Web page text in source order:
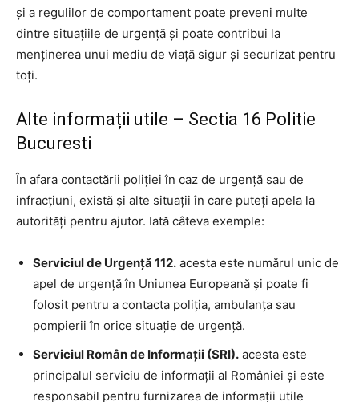
și a regulilor de comportament poate preveni multe
dintre situațiile de urgență și poate contribui la
menținerea unui mediu de viață sigur și securizat pentru
toți.
Alte informații utile – Sectia 16 Politie
Bucuresti
În afara contactării poliției în caz de urgență sau de
infracțiuni, există și alte situații în care puteți apela la
autorități pentru ajutor. Iată câteva exemple:
Serviciul de Urgență 112. acesta este numărul unic de
apel de urgență în Uniunea Europeană și poate fi
folosit pentru a contacta poliția, ambulanța sau
pompierii în orice situație de urgență.
Serviciul Român de Informații (SRI). acesta este
principalul serviciu de informații al României și este
responsabil pentru furnizarea de informații utile